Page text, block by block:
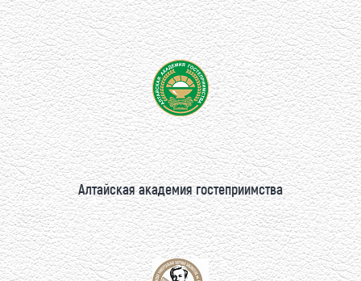
Алтайская академия гостеприимства